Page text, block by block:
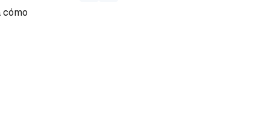
cómo